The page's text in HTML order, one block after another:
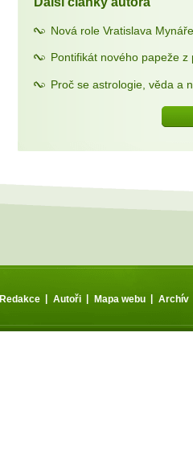
Nová role Vratislava
Pontifikát nového papeže
Proč se astrologie, věda a
Redakce Autoři Mapa webu Archív